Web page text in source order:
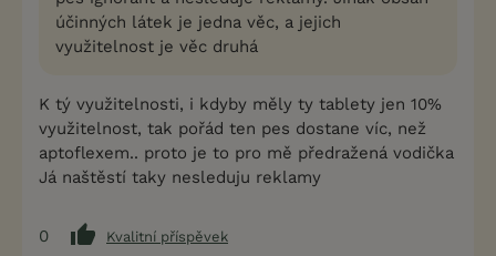
účinných látek je jedna věc, a jejich
využitelnost je věc druhá
K tý využitelnosti, i kdyby měly ty tablety jen 10%
využitelnost, tak pořád ten pes dostane víc, než
aptoflexem.. proto je to pro mě předražená vodička
Já naštěstí taky nesleduju reklamy
0
Kvalitní příspěvek